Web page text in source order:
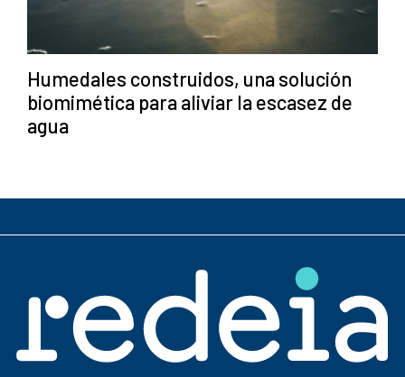
Humedales construidos, una solución
biomimética para aliviar la escasez de
agua